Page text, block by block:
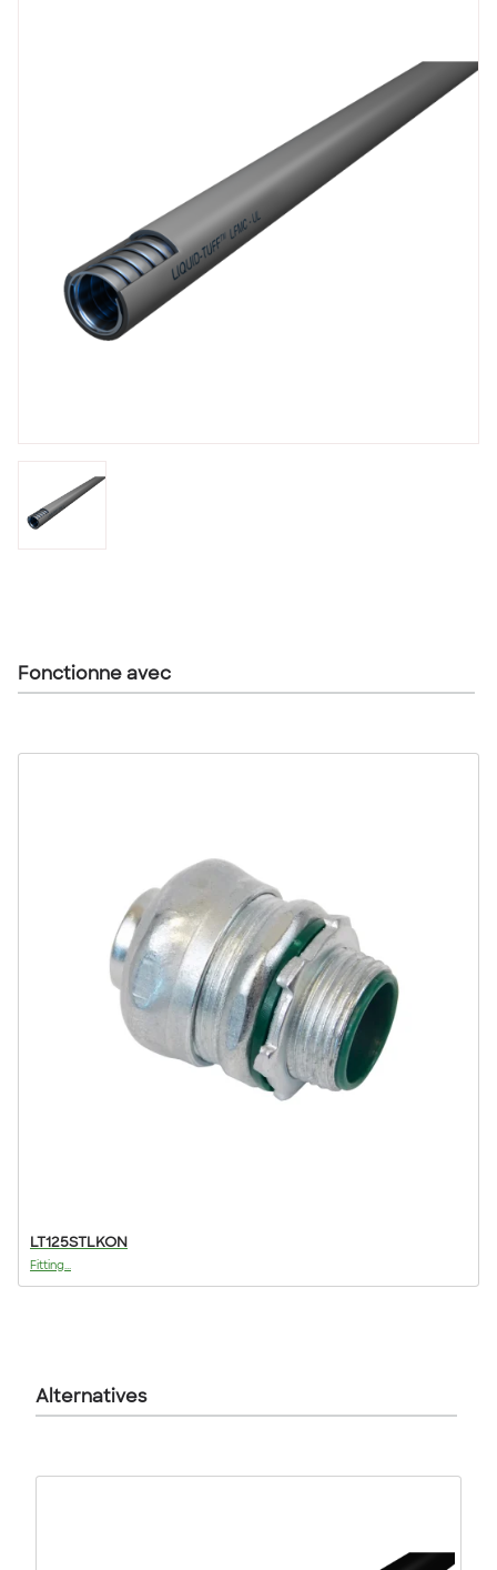
Fonctionne avec
LT125STLKON
Fitting...
Alternatives